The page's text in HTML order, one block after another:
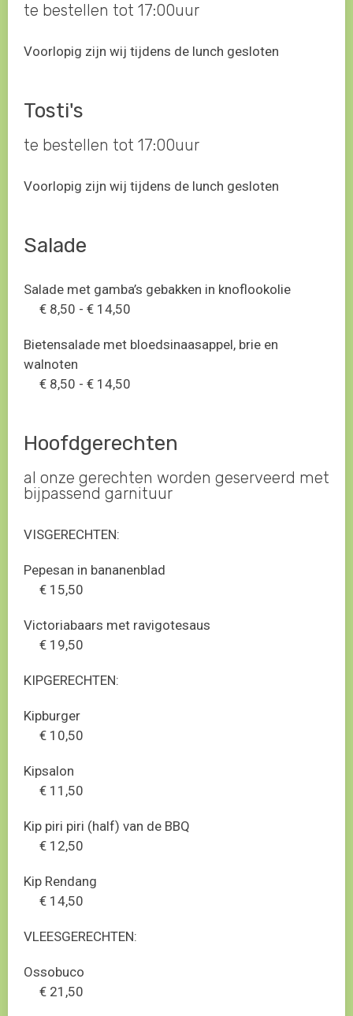
te bestellen tot 17:00uur
Voorlopig zijn wij tijdens de lunch gesloten
Tosti's
te bestellen tot 17:00uur
Voorlopig zijn wij tijdens de lunch gesloten
Salade
Salade met gamba’s gebakken in knoflookolie
€ 8,50 - € 14,50
Bietensalade met bloedsinaasappel, brie en
walnoten
€ 8,50 - € 14,50
Hoofdgerechten
al onze gerechten worden geserveerd met
bijpassend garnituur
VISGERECHTEN:
Pepesan in bananenblad
€ 15,50
Victoriabaars met ravigotesaus
€ 19,50
KIPGERECHTEN:
Kipburger
€ 10,50
Kipsalon
€ 11,50
Kip piri piri (half) van de BBQ
€ 12,50
Kip Rendang
€ 14,50
VLEESGERECHTEN:
Ossobuco
€ 21,50